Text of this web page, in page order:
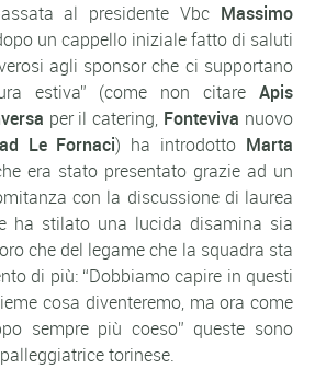
al presidente Vbc Massimo
un cappello iniziale fatto di saluti
agli sponsor che ci supportano
estiva” (come non citare Apis
per il catering, Fonteviva nuovo
Le Fornaci) ha introdotto Marta
era stato presentato grazie ad un
con la discussione di laurea
ha stilato una lucida disamina sia
che del legame che la squadra sta
di più: “Dobbiamo capire in questi
cosa diventeremo, ma ora come
sempre più coeso” queste sono
torinese.